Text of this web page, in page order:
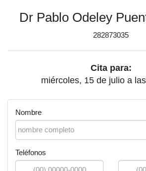
Dr Pablo Odeley
282873035
Cita para:
miércoles, 15 de julio a las
Nombre
Teléfonos